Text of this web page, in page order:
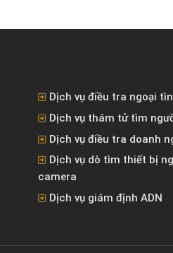
Dịch vụ điều tra ngoại
Dịch vụ thám tử tìm
Dịch vụ điều tra doanh
Dịch vụ dò tìm thiết bị
camera
Dịch vụ giám định ADN